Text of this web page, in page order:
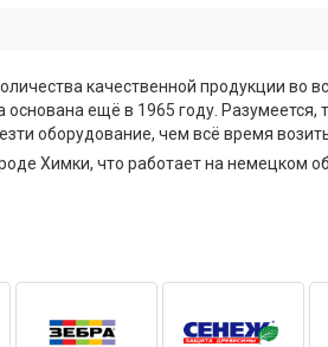
качественной продукции
ещё в 1965 году.
оборудование, чем всё время
Химки, что работает на немецком